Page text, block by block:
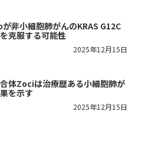
非小細胞肺がんのKRAS G12C
克服する可能性
2025年12月15日
体Zociは治療歴ある小細胞肺が
を示す
2025年12月15日